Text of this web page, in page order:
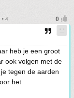
• 4
heb je een groot
ook volgen met de
tegen de aarden
het